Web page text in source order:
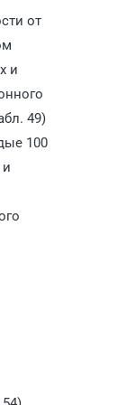
от
и
49)
100